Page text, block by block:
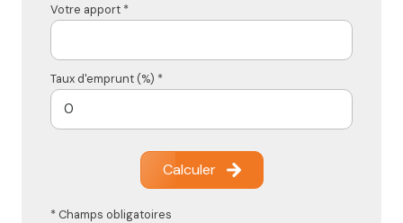
Votre apport *
Taux d'emprunt (%) *
Calculer
* Champs obligatoires